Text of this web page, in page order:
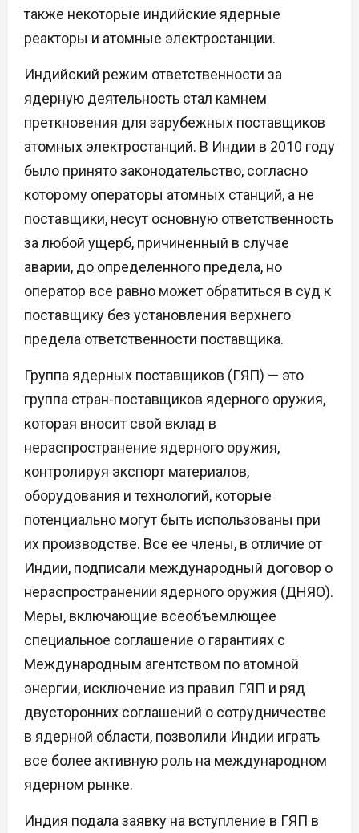
также некоторые индийские ядерные
реакторы и атомные электростанции.
Индийский режим ответственности за
ядерную деятельность стал камнем
преткновения для зарубежных поставщиков
атомных электростанций. В Индии в 2010 году
было принято законодательство, согласно
которому операторы атомных станций, а не
поставщики, несут основную ответственность
за любой ущерб, причиненный в случае
аварии, до определенного предела, но
оператор все равно может обратиться в суд к
поставщику без установления верхнего
предела ответственности поставщика.
Группа ядерных поставщиков (ГЯП) — это
группа стран-поставщиков ядерного оружия,
которая вносит свой вклад в
нераспространение ядерного оружия,
контролируя экспорт материалов,
оборудования и технологий, которые
потенциально могут быть использованы при
их производстве. Все ее члены, в отличие от
Индии, подписали международный договор о
нераспространении ядерного оружия (ДНЯО).
Меры, включающие всеобъемлющее
специальное соглашение о гарантиях с
Международным агентством по атомной
энергии, исключение из правил ГЯП и ряд
двусторонних соглашений о сотрудничестве
в ядерной области, позволили Индии играть
все более активную роль на международном
ядерном рынке.
Индия подала заявку на вступление в ГЯП в